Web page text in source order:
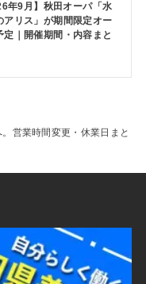
年9月】秋田オーパ「水
アリス」が期間限定オー
定｜開催期間・内容まと
営業時間変更・休業日まと